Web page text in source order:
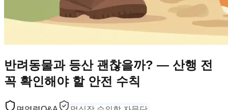
반려동물과 등산 괜찮을까? — 산행 전
꼭 확인해야 할 안전 수칙